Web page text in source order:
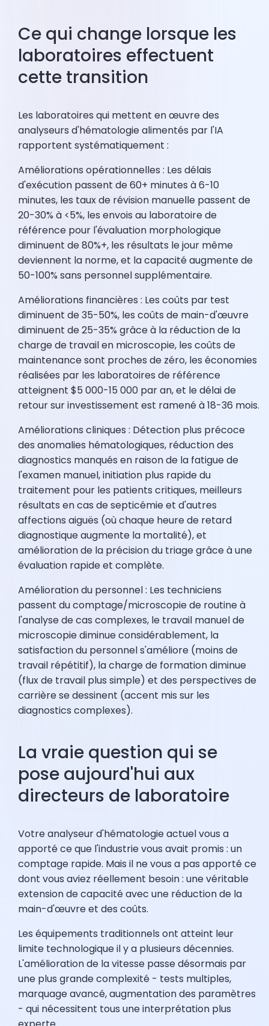
Ce qui change lorsque les
laboratoires effectuent
cette transition
Les laboratoires qui mettent en œuvre des
analyseurs d'hématologie alimentés par l'IA
rapportent systématiquement :
Améliorations opérationnelles : Les délais
d'exécution passent de 60+ minutes à 6-10
minutes, les taux de révision manuelle passent de
20-30% à <5%, les envois au laboratoire de
référence pour l'évaluation morphologique
diminuent de 80%+, les résultats le jour même
deviennent la norme, et la capacité augmente de
50-100% sans personnel supplémentaire.
Améliorations financières : Les coûts par test
diminuent de 35-50%, les coûts de main-d'œuvre
diminuent de 25-35% grâce à la réduction de la
charge de travail en microscopie, les coûts de
maintenance sont proches de zéro, les économies
réalisées par les laboratoires de référence
atteignent $5 000-15 000 par an, et le délai de
retour sur investissement est ramené à 18-36 mois.
Améliorations cliniques : Détection plus précoce
des anomalies hématologiques, réduction des
diagnostics manqués en raison de la fatigue de
l'examen manuel, initiation plus rapide du
traitement pour les patients critiques, meilleurs
résultats en cas de septicémie et d'autres
affections aiguës (où chaque heure de retard
diagnostique augmente la mortalité), et
amélioration de la précision du triage grâce à une
évaluation rapide et complète.
Amélioration du personnel : Les techniciens
passent du comptage/microscopie de routine à
l'analyse de cas complexes, le travail manuel de
microscopie diminue considérablement, la
satisfaction du personnel s'améliore (moins de
travail répétitif), la charge de formation diminue
(flux de travail plus simple) et des perspectives de
carrière se dessinent (accent mis sur les
diagnostics complexes).
La vraie question qui se
pose aujourd'hui aux
directeurs de laboratoire
Votre analyseur d'hématologie actuel vous a
apporté ce que l'industrie vous avait promis : un
comptage rapide. Mais il ne vous a pas apporté ce
dont vous aviez réellement besoin : une véritable
extension de capacité avec une réduction de la
main-d'œuvre et des coûts.
Les équipements traditionnels ont atteint leur
limite technologique il y a plusieurs décennies.
L'amélioration de la vitesse passe désormais par
une plus grande complexité - tests multiples,
marquage avancé, augmentation des paramètres
- qui nécessitent tous une interprétation plus